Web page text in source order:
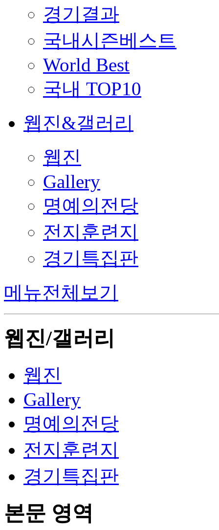
경기결과
국내시즌베스트
World Best
국내 TOP10
웹진&갤러리
웹진
Gallery
명예의전당
전지훈련지
경기특집판
메뉴전체보기
웹진/갤러리
웹진
Gallery
명예의전당
전지훈련지
경기특집판
본문 영역